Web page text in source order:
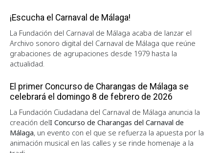
¡Escucha el Carnaval de Málaga!
La Fundación del Carnaval de Málaga acaba de lanzar el
Archivo sonoro digital del Carnaval de Málaga que reúne
grabaciones de agrupaciones desde 1979 hasta la
actualidad.
El primer Concurso de Charangas de Málaga se
celebrará el domingo 8 de febrero de 2026
La Fundación Ciudadana del Carnaval de Málaga anuncia la
creación delI Concurso de Charangas del Carnaval de
Málaga, un evento con el que se refuerza la apuesta por la
animación musical en las calles y se rinde homenaje a la